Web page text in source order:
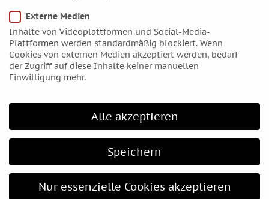
Dezember 2015
November 2015
Oktober 2015
September 2015
Mai 2015
März 2015
Februar 2015
Externe Medien
Inhalte von Videoplattformen und Social-Media-
Plattformen werden standardmäßig blockiert. Wenn
Cookies von externen Medien akzeptiert werden, bedarf
der Zugriff auf diese Inhalte keiner manuellen
Einwilligung mehr.
Alle akzeptieren
Speichern
Nur essenzielle Cookies akzeptieren